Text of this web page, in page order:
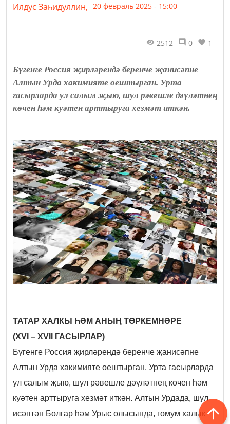
Илдус Заһидуллин, 20 февраль 2025 - 15:00
2512 0 1
Бүгенге Россия җирләрендә беренче җанисәпне
Алтын Урда хакимияте оештырган. Урта
гасырларда ул салым җыю, шул рәвешле дәүләтнең
көчен һәм куәтен арттыруга хезмәт иткән.
ТАТАР ХАЛКЫ ҺӘМ АНЫҢ ТӨРКЕМНӘРЕ
(XVI – XVII ГАСЫРЛАР)
Бүгенге Россия җирләрендә беренче җанисәпне
Алтын Урда хакимияте оештырган. Урта гасырларда
ул салым җыю, шул рәвешле дәүләтнең көчен һәм
куәтен арттыруга хезмәт иткән. Алтын Урдада, шул
исәптән Болгар һәм Урыс олысында, гомум халык